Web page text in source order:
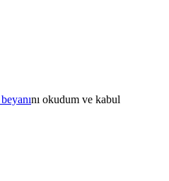
nı okudum ve kabul